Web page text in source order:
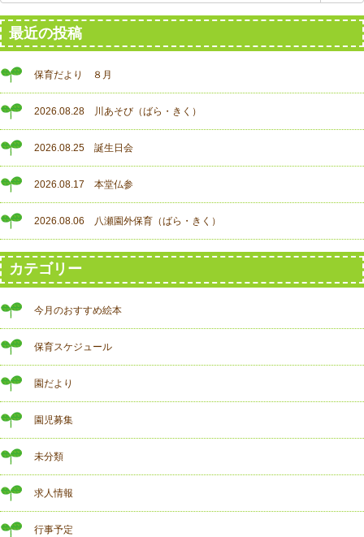
最近の投稿
保育だより ８月
2026.08.28 川あそび（ばら・きく）
2026.08.25 誕生日会
2026.08.17 本堂仏参
2026.08.06 八瀬園外保育（ばら・きく）
カテゴリー
今月のおすすめ絵本
保育スケジュール
園だより
園児募集
未分類
求人情報
行事予定